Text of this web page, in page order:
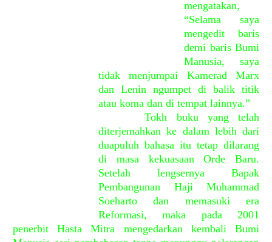
mengatakan,
“Selama saya
mengedit baris
demi baris Bumi
Manusia, saya
tidak menjumpai Kamerad Marx
dan Lenin ngumpet di balik titik
atau koma dan di tempat lainnya.”
Tokh buku yang telah
diterjemahkan ke dalam lebih dari
duapuluh bahasa itu tetap dilarang
di masa kekuasaan Orde Baru.
Setelah lengsernya Bapak
Pembangunan Haji Muhammad
Soeharto dan memasuki era
Reformasi, maka pada 2001
penerbit Hasta Mitra mengedarkan kembali Bumi